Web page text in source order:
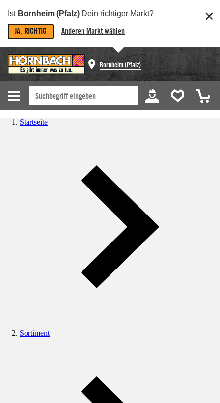
Ist Bornheim (Pfalz) Dein richtiger Markt?
JA, RICHTIG Anderen Markt wählen
Bornheim (Pfalz)
Startseite
Sortiment